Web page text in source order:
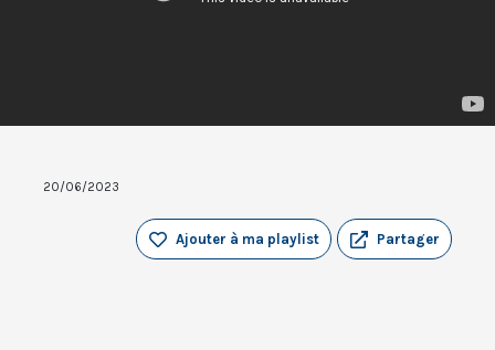
20/06/2023
Partager
Ajouter à ma playlist